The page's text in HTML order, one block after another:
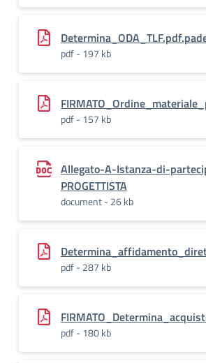
pdf - 197 kb
pdf - 157 kb
Allegato-A-Istanza-di-
PROGETTISTA
document - 26 kb
pdf - 287 kb
pdf - 180 kb